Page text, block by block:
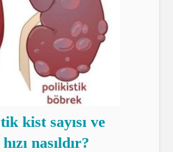
kist sayısı ve
nasıldır?